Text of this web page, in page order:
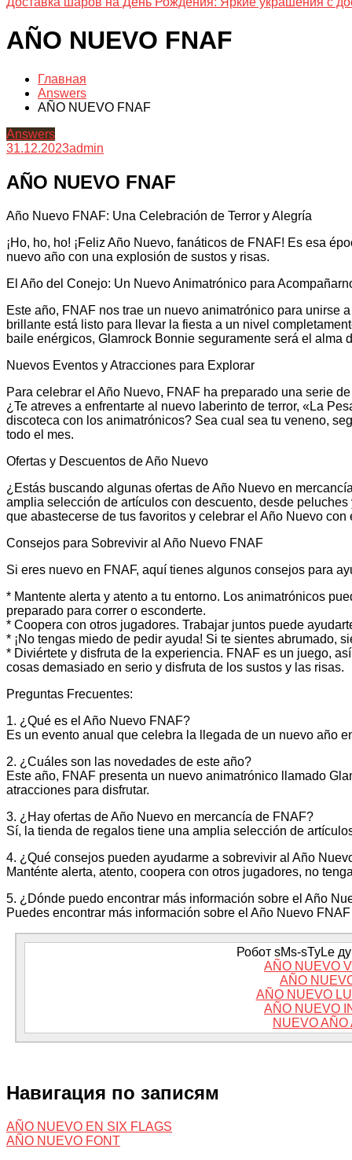
AÑO NUEVO FNAF
Главная
Answers
AÑO NUEVO FNAF
Answers
31.12.2023admin
AÑO NUEVO FNAF
Año Nuevo FNAF: Una Celebración de Terror y Alegría
¡Ho, ho, ho! ¡Feliz Año Nuevo, fanáticos de FNAF! Es esa
nuevo año con una explosión de sustos y risas.
El Año del Conejo: Un Nuevo Animatrónico para
Este año, FNAF nos trae un nuevo animatrónico para unirse
brillante está listo para llevar la fiesta a un nivel
baile enérgicos, Glamrock Bonnie seguramente será el alma
Nuevos Eventos y Atracciones para Explorar
Para celebrar el Año Nuevo, FNAF ha preparado una serie
¿Te atreves a enfrentarte al nuevo laberinto de terror, «La
discoteca con los animatrónicos? Sea cual sea tu veneno,
todo el mes.
Ofertas y Descuentos de Año Nuevo
¿Estás buscando algunas ofertas de Año Nuevo en
amplia selección de artículos con descuento, desde
que abastecerse de tus favoritos y celebrar el Año Nuevo con
Consejos para Sobrevivir al Año Nuevo FNAF
Si eres nuevo en FNAF, aquí tienes algunos consejos para
* Mantente alerta y atento a tu entorno. Los animatrónicos
preparado para correr o esconderte.
* Coopera con otros jugadores. Trabajar juntos puede
* ¡No tengas miedo de pedir ayuda! Si te sientes abrumado,
* Diviértete y disfruta de la experiencia. FNAF es un juego,
cosas demasiado en serio y disfruta de los sustos y las risas.
Preguntas Frecuentes:
1. ¿Qué es el Año Nuevo FNAF?
Es un evento anual que celebra la llegada de un nuevo año
2. ¿Cuáles son las novedades de este año?
Este año, FNAF presenta un nuevo animatrónico llamado
atracciones para disfrutar.
3. ¿Hay ofertas de Año Nuevo en mercancía de FNAF?
Sí, la tienda de regalos tiene una amplia selección de
4. ¿Qué consejos pueden ayudarme a sobrevivir al Año
Manténte alerta, atento, coopera con otros jugadores, no
5. ¿Dónde puedo encontrar más información sobre el Año
Puedes encontrar más información sobre el Año Nuevo
Робот sMs-sTyLe
AÑO NUEVO
AÑO
AÑO NUEVO
AÑO NUEVO
NUEVO
Навигация по записям
AÑO NUEVO EN SIX FLAGS
AÑO NUEVO FONT